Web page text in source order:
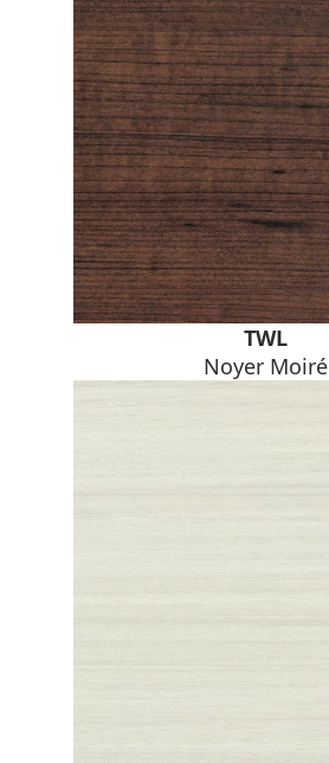
TWL
Noyer Moiré